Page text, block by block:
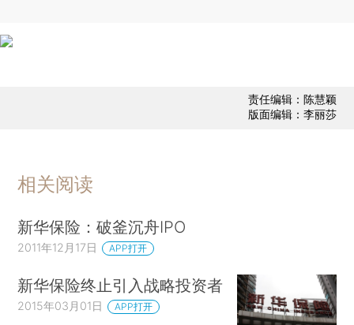
责任编辑：陈慧颖
版面编辑：李丽莎
相关阅读
新华保险：破釜沉舟IPO
2011年12月17日 APP打开
新华保险终止引入战略投资者
2015年03月01日 APP打开